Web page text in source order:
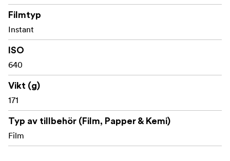
Filmtyp
Instant
ISO
640
Vikt (g)
171
Typ av tillbehör (Film, Papper & Kemi)
Film